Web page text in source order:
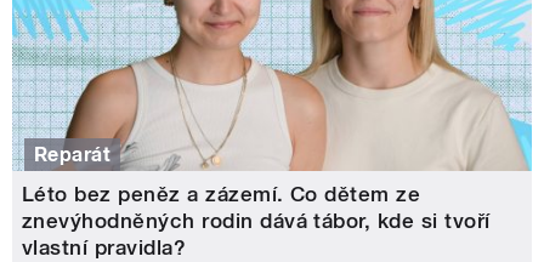
Reparát
Léto bez peněz a zázemí. Co dětem ze
znevýhodněných rodin dává tábor, kde si tvoří
vlastní pravidla?